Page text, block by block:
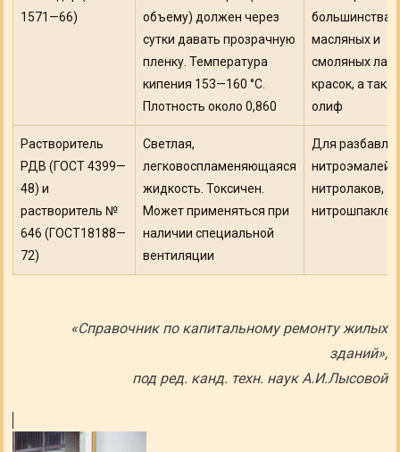
1571—66)
объему) должен через
сутки давать прозрачную
пленку. Температура
кипения 153—160 °С.
Плотность около 0,860
большинства
масля­ных и
смоляных
красок, а
олиф
Растворитель
РДВ (ГОСТ 4399—
48) и
растворитель №
646 (ГОСТ18188—
72)
Светлая,
легковоспламеняющаяся
жидкость. Токсичен.
Может применяться при
наличии специальной
вентиляции
Для
нитроэмалей,
нитролаков,
«Справочник по капитальному ремонту жилых
зданий»,
под ред. канд. техн. наук А.И.Лысовой